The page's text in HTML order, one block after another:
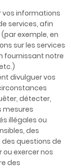
vos informations
services, afin
exemple, en
sur les services
fournissant notre
divulguer vos
détecter,
mesures
illégales ou
des
questions de
ou exercer nos
des